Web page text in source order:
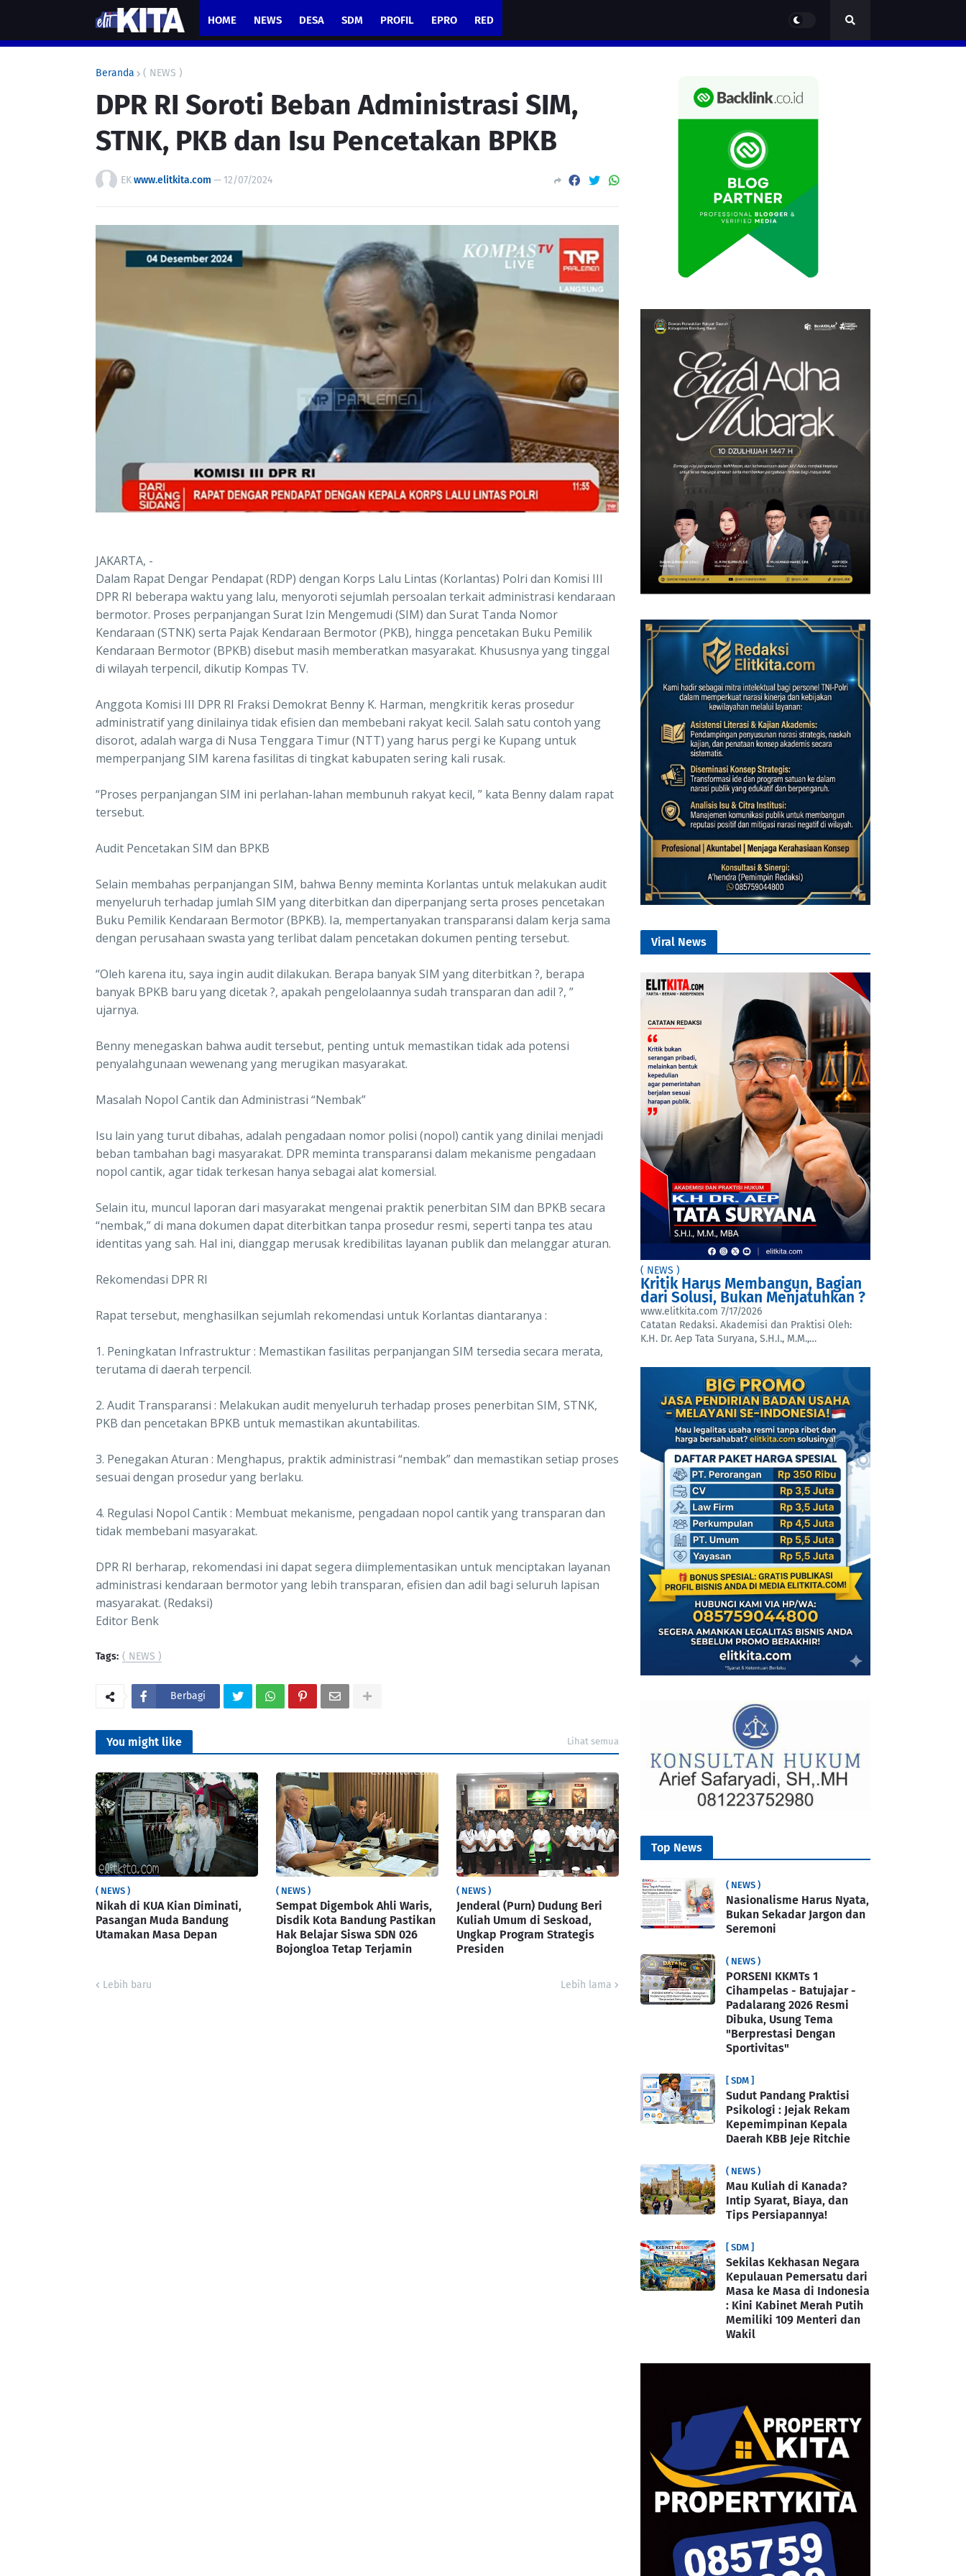
HOME NEWS DESA SDM PROFIL EPRO RED
Beranda ( NEWS )
DPR RI Soroti Beban Administrasi SIM,
STNK, PKB dan Isu Pencetakan BPKB
EKwww.elitkita.com — 12/07/2024
JAKARTA, -
Dalam Rapat Dengar Pendapat (RDP) dengan Korps Lalu Lintas (Korlantas) Polri dan Komisi III
DPR RI beberapa waktu yang lalu, menyoroti sejumlah persoalan terkait administrasi kendaraan
bermotor. Proses perpanjangan Surat Izin Mengemudi (SIM) dan Surat Tanda Nomor
Kendaraan (STNK) serta Pajak Kendaraan Bermotor (PKB), hingga pencetakan Buku Pemilik
Kendaraan Bermotor (BPKB) disebut masih memberatkan masyarakat. Khususnya yang tinggal
di wilayah terpencil, dikutip Kompas TV.
Anggota Komisi III DPR RI Fraksi Demokrat Benny K. Harman, mengkritik keras prosedur
administratif yang dinilainya tidak efisien dan membebani rakyat kecil. Salah satu contoh yang
disorot, adalah warga di Nusa Tenggara Timur (NTT) yang harus pergi ke Kupang untuk
memperpanjang SIM karena fasilitas di tingkat kabupaten sering kali rusak.
“Proses perpanjangan SIM ini perlahan-lahan membunuh rakyat kecil, ” kata Benny dalam rapat
tersebut.
Audit Pencetakan SIM dan BPKB
Selain membahas perpanjangan SIM, bahwa Benny meminta Korlantas untuk melakukan audit
menyeluruh terhadap jumlah SIM yang diterbitkan dan diperpanjang serta proses pencetakan
Buku Pemilik Kendaraan Bermotor (BPKB). Ia, mempertanyakan transparansi dalam kerja sama
dengan perusahaan swasta yang terlibat dalam pencetakan dokumen penting tersebut.
“Oleh karena itu, saya ingin audit dilakukan. Berapa banyak SIM yang diterbitkan ?, berapa
banyak BPKB baru yang dicetak ?, apakah pengelolaannya sudah transparan dan adil ?, ”
ujarnya.
Benny menegaskan bahwa audit tersebut, penting untuk memastikan tidak ada potensi
penyalahgunaan wewenang yang merugikan masyarakat.
Masalah Nopol Cantik dan Administrasi “Nembak”
Isu lain yang turut dibahas, adalah pengadaan nomor polisi (nopol) cantik yang dinilai menjadi
beban tambahan bagi masyarakat. DPR meminta transparansi dalam mekanisme pengadaan
nopol cantik, agar tidak terkesan hanya sebagai alat komersial.
Selain itu, muncul laporan dari masyarakat mengenai praktik penerbitan SIM dan BPKB secara
“nembak,” di mana dokumen dapat diterbitkan tanpa prosedur resmi, seperti tanpa tes atau
identitas yang sah. Hal ini, dianggap merusak kredibilitas layanan publik dan melanggar aturan.
Rekomendasi DPR RI
Rapat tersebut, menghasilkan sejumlah rekomendasi untuk Korlantas diantaranya :
1. Peningkatan Infrastruktur : Memastikan fasilitas perpanjangan SIM tersedia secara merata,
terutama di daerah terpencil.
2. Audit Transparansi : Melakukan audit menyeluruh terhadap proses penerbitan SIM, STNK,
PKB dan pencetakan BPKB untuk memastikan akuntabilitas.
3. Penegakan Aturan : Menghapus, praktik administrasi “nembak” dan memastikan setiap proses
sesuai dengan prosedur yang berlaku.
4. Regulasi Nopol Cantik : Membuat mekanisme, pengadaan nopol cantik yang transparan dan
tidak membebani masyarakat.
DPR RI berharap, rekomendasi ini dapat segera diimplementasikan untuk menciptakan layanan
administrasi kendaraan bermotor yang lebih transparan, efisien dan adil bagi seluruh lapisan
masyarakat. (Redaksi)
Editor Benk
Tags: ( NEWS )
Berbagi
You might like Lihat semua
( NEWS )
Nikah di KUA Kian Diminati,
Pasangan Muda Bandung
Utamakan Masa Depan
( NEWS )
Sempat Digembok Ahli Waris,
Disdik Kota Bandung Pastikan
Hak Belajar Siswa SDN 026
Bojongloa Tetap Terjamin
( NEWS )
Jenderal (Purn) Dudung Beri
Kuliah Umum di Seskoad,
Ungkap Program Strategis
Presiden
Lebih baru Lebih lama
Viral News
( NEWS )
Kritik Harus Membangun, Bagian
dari Solusi, Bukan Menjatuhkan ?
www.elitkita.com 7/17/2026
Catatan Redaksi. Akademisi dan Praktisi Oleh:
K.H. Dr. Aep Tata Suryana, S.H.I., M.M.,…
Top News
( NEWS )
Nasionalisme Harus Nyata,
Bukan Sekadar Jargon dan
Seremoni
( NEWS )
PORSENI KKMTs 1
Cihampelas - Batujajar -
Padalarang 2026 Resmi
Dibuka, Usung Tema
"Berprestasi Dengan
Sportivitas"
[ SDM ]
Sudut Pandang Praktisi
Psikologi : Jejak Rekam
Kepemimpinan Kepala
Daerah KBB Jeje Ritchie
( NEWS )
Mau Kuliah di Kanada?
Intip Syarat, Biaya, dan
Tips Persiapannya!
[ SDM ]
Sekilas Kekhasan Negara
Kepulauan Pemersatu dari
Masa ke Masa di Indonesia
: Kini Kabinet Merah Putih
Memiliki 109 Menteri dan
Wakil